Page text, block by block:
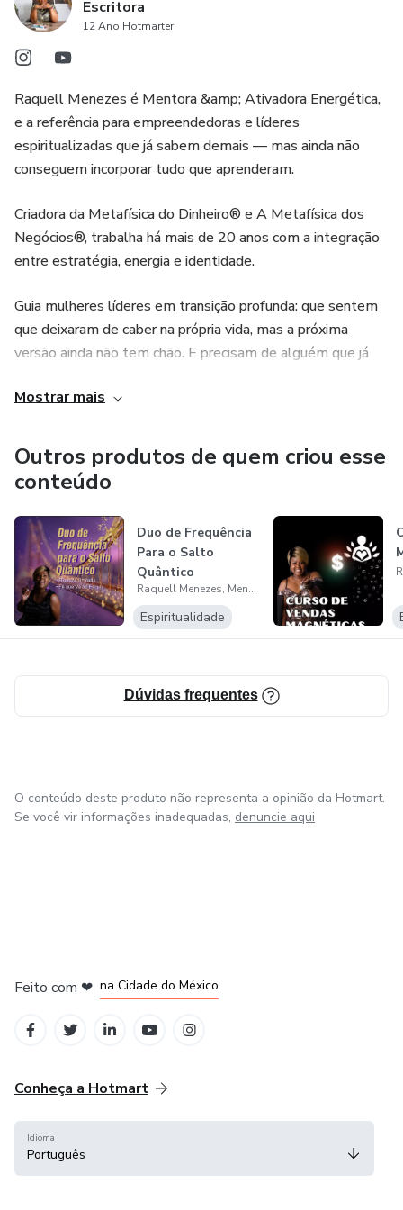
— Ao final, receberá um Certificado sagrado que consagra
sua nova frequência.
Tudo isso em uma área de membros externa e refinada,
longe da poluição vibracional das plataformas comuns, com
acesso garantido por 12 meses.
O portal será aberto oficialmente no dia 8 de julho de
2025, às 20h, e você poderá sentir a sua entrada como um
rito silencioso de retorno a si.
Essa ativação não é apenas sobre parar de se sacrificar para
ser aceita.
braços e receber — o prazer, o dinheiro, o carinho, a ajuda, a
Porque merecer… é lembrar quem você é.
E deixar o ouro vir.
Essa ativação é para você que...
… já não aceita mais se moldar para caber.
… e está pronta para lembrar que o teu valor é inegociável
Escritora
12 Ano Hotmarter
Raquell Menezes é Mentora &amp; Ativadora Energética,
e a referência para empreendedoras e líderes
espiritualizadas que já sabem demais — mas ainda não
conseguem incorporar tudo que aprenderam.
Criadora da Metafísica do Dinheiro® e A Metafísica dos
Negócios®, trabalha há mais de 20 anos com a integração
entre estratégia, energia e identidade.
Guia mulheres líderes em transição profunda: que sentem
que deixaram de caber na própria vida, mas a próxima
versão ainda não tem chão. E precisam de alguém que já
Mostrar mais
Outros produtos de quem criou esse
conteúdo
Duo de Frequência
Para o Salto
Quântico
Raquell Menezes, Mentora, Ativadora e Escritora
Espiritualidade
Dúvidas frequentes
O conteúdo deste produto não representa a opinião da Hotmart.
Se você vir informações inadequadas, denuncie aqui
Feito com ❤ na Cidade do México
Conheça a Hotmart
Idioma
Português